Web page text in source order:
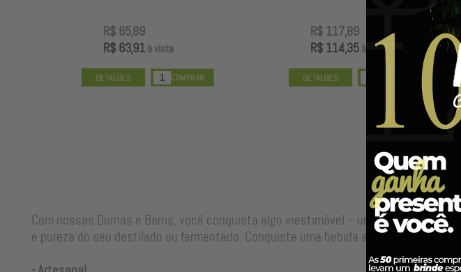
R$ 65,89
R$ 63,91à vista
R$ 117,89
R$ 114,35à vista
Nossos
Com nossas Dornas e Barris, você conquista algo inestimável – uma alma para
e pureza do seu destilado ou fermentado. Conquiste uma bebida autêntica, valor